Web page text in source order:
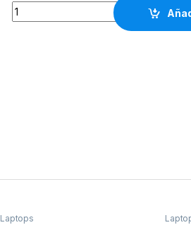
Dell Inspiron 15 3525 - AMD Ryzen
Laptops